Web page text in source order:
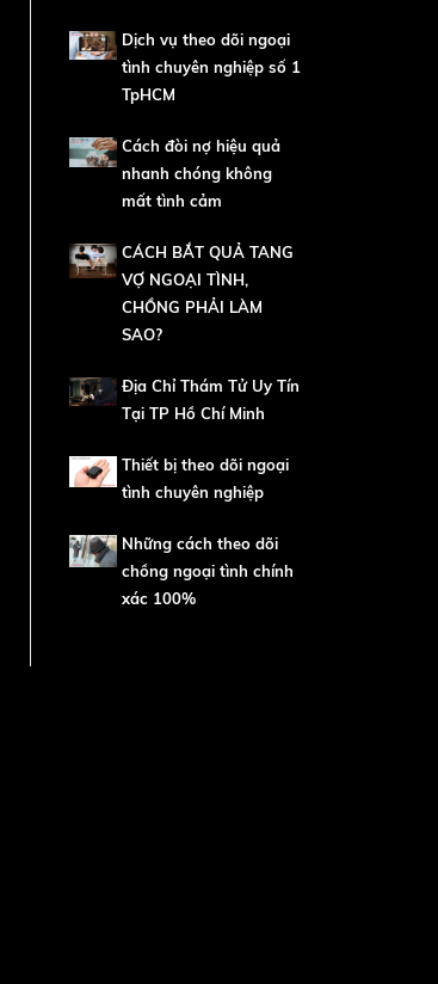
Dịch vụ theo dõi ngoại
tình chuyên nghiệp số 1
TpHCM
Cách đòi nợ hiệu quả
nhanh chóng không
mất tình cảm
CÁCH BẮT QUẢ TANG
VỢ NGOẠI TÌNH,
CHỒNG PHẢI LÀM
SAO?
Địa Chỉ Thám Tử Uy Tín
Tại TP Hồ Chí Minh
Thiết bị theo dõi ngoại
tình chuyên nghiệp
Những cách theo dõi
chồng ngoại tình chính
xác 100%